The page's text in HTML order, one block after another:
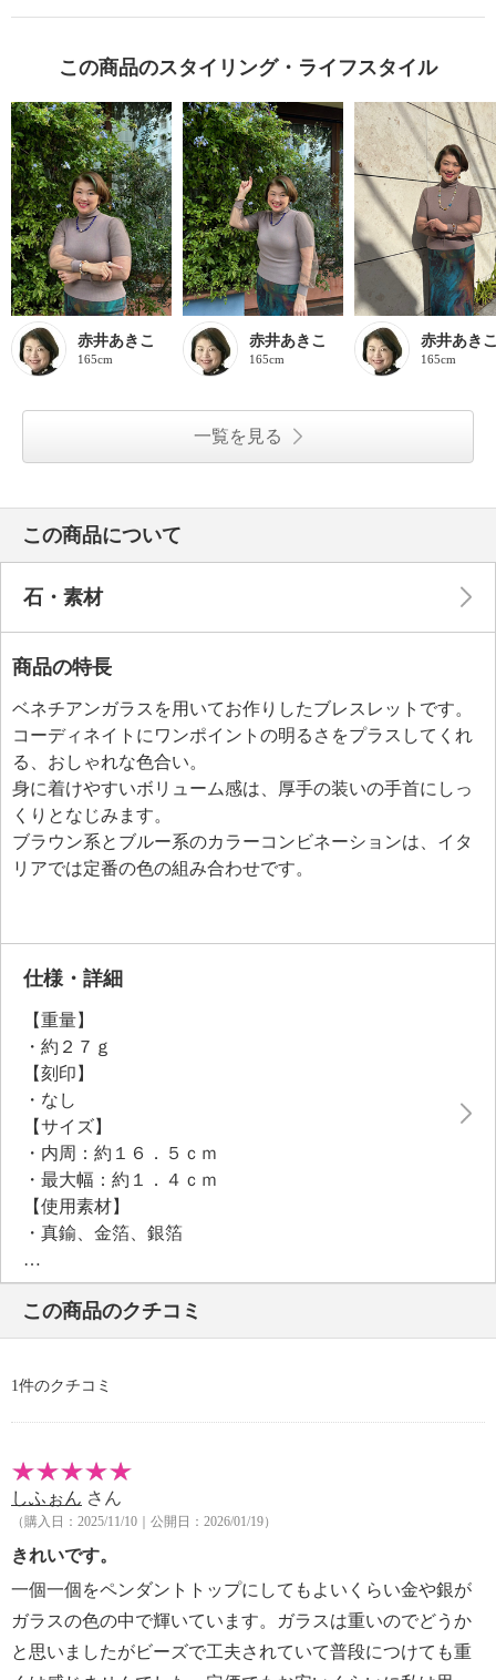
この商品のスタイリング・ライフスタイル
赤井あきこ
165cm
赤井あきこ
165cm
赤井あき
165cm
一覧を見る
この商品について
石・素材
商品の特長
ベネチアンガラスを用いてお作りしたブレスレットです。
コーディネイトにワンポイントの明るさをプラスしてくれ
る、おしゃれな色合い。
身に着けやすいボリューム感は、厚手の装いの手首にしっ
くりとなじみます。
ブラウン系とブルー系のカラーコンビネーションは、イタ
リアでは定番の色の組み合わせです。
仕様・詳細
【重量】
・約２７ｇ
【刻印】
・なし
【サイズ】
・内周：約１６．５ｃｍ
・最大幅：約１．４ｃｍ
【使用素材】
・真鍮、金箔、銀箔
【メッキ素材】
・材質：ゴールドトーンコート
【その他】
・個体差あり
・日本製
この商品のクチコミ
1件のクチコミ
しふぉん さん
（購入日：2025/11/10｜公開日：2026/01/19）
きれいです。
一個一個をペンダントトップにしてもよいくらい金や銀が
ガラスの色の中で輝いています。ガラスは重いのでどうか
と思いましたがビーズで工夫されていて普段につけても重